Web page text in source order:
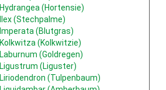
Hydrangea (Hortensie)
Ilex (Stechpalme)
Imperata (Blutgras)
Kolkwitza (Kolkwitzie)
Laburnum (Goldregen)
Ligustrum (Liguster)
Liriodendron (Tulpenbaum)